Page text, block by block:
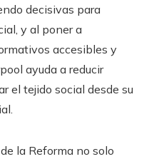
decisivas para
y al poner a
accesibles y
ayuda a reducir
el tejido social desde su
la Reforma no solo